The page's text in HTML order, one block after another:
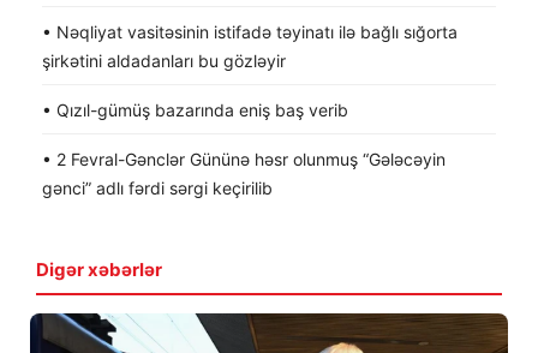
• Nəqliyat vasitəsinin istifadə təyinatı ilə bağlı sığorta
şirkətini aldadanları bu gözləyir
• Qızıl-gümüş bazarında eniş baş verib
• 2 Fevral-Gənclər Gününə həsr olunmuş “Gələcəyin
gənci” adlı fərdi sərgi keçirilib
Digər xəbərlər